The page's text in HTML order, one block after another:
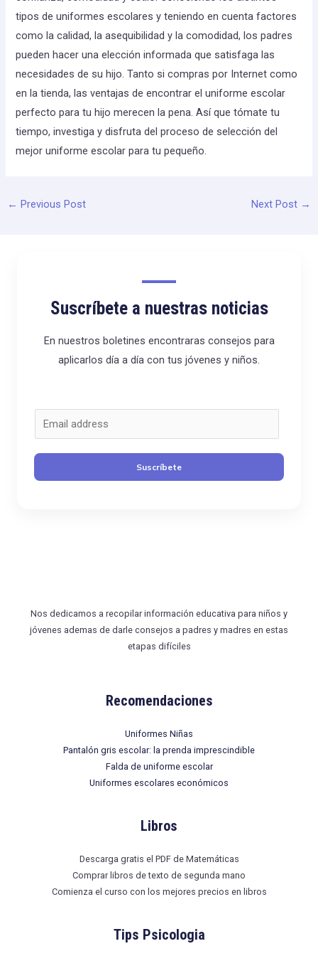
tipos de uniformes escolares y teniendo en cuenta factores
como la calidad, la asequibilidad y la comodidad, los padres
pueden hacer una elección informada que satisfaga las
necesidades de su hijo. Tanto si compras por Internet como
en la tienda, las ventajas de encontrar el uniforme escolar
perfecto para tu hijo merecen la pena. Así que tómate tu
tiempo, investiga y disfruta del proceso de selección del
mejor uniforme escolar para tu pequeño.
← Previous Post Next Post →
Suscríbete a nuestras noticias
En nuestros boletines encontraras consejos para
aplicarlos día a día con tus jóvenes y niños.
o
r
r
Suscríbete
Nos dedicamos a recopilar información educativa para niños y
jóvenes ademas de darle consejos a padres y madres en estas
etapas difíciles
Recomendaciones
Uniformes Niñas
Pantalón gris escolar: la prenda imprescindible
Falda de uniforme escolar
Uniformes escolares económicos
Libros
Descarga gratis el PDF de Matemáticas
Comprar libros de texto de segunda mano
Comienza el curso con los mejores precios en libros
Tips Psicologia